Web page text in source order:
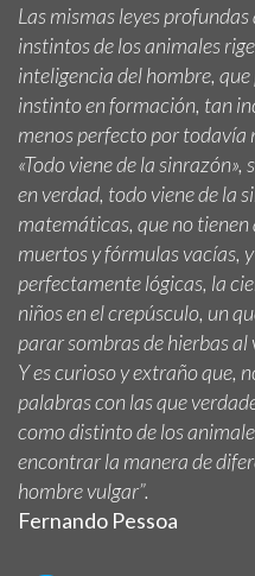
Las mismas leyes
instintos de los animales
inteligencia del hombre,
instinto en formación, tan
menos perfecto por todavía
«Todo viene de la sinrazón»,
en verdad, todo viene de la
matemáticas, que no tienen
muertos y fórmulas vacías,
perfectamente lógicas, la
niños en el crepúsculo, un
parar sombras de hierbas al
Y es curioso y extraño que,
palabras con las que
como distinto de los
encontrar la manera de
hombre vulgar”.
Fernando Pessoa